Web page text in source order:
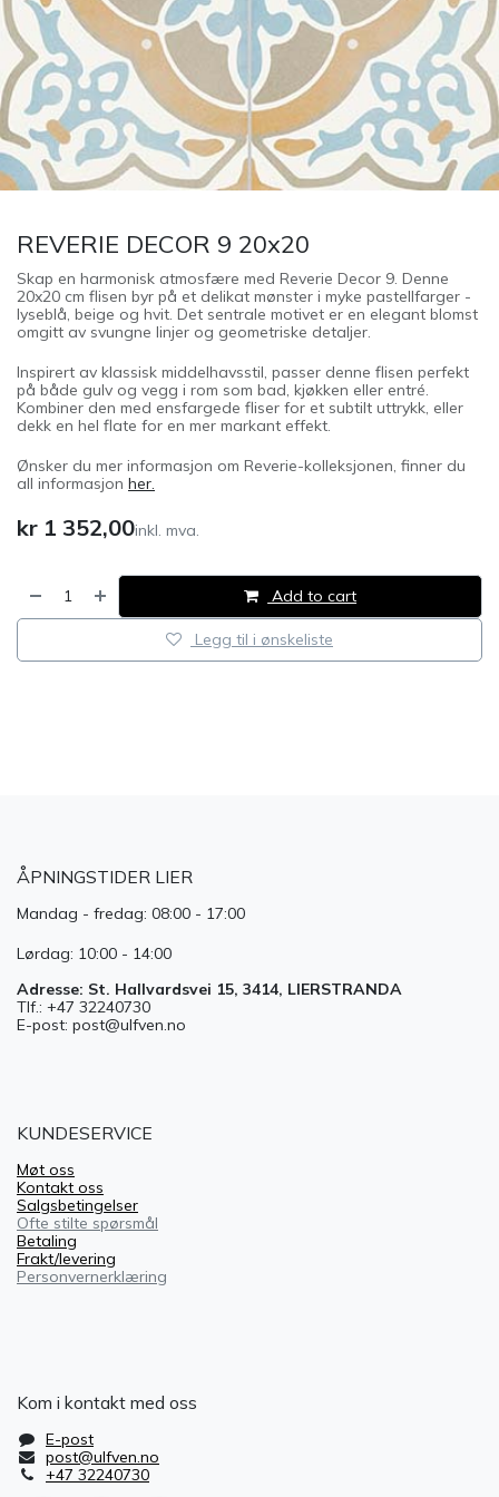
REVERIE DECOR 9 20x20
Skap en harmonisk atmosfære med Reverie Decor 9. Denne
20x20 cm flisen byr på et delikat mønster i myke pastellfarger -
lyseblå, beige og hvit. Det sentrale motivet er en elegant blomst
omgitt av svungne linjer og geometriske detaljer.
Inspirert av klassisk middelhavsstil, passer denne flisen perfekt
på både gulv og vegg i rom som bad, kjøkken eller entré.
Kombiner den med ensfargede fliser for et subtilt uttrykk, eller
dekk en hel flate for en mer markant effekt.
Ønsker du mer informasjon om Reverie-kolleksjonen, finner du
all informasjon her.
kr 1 352,00inkl. mva.
Add to cart
Legg til i ønskeliste
ÅPNINGSTIDER LIER
Mandag - fredag: 08:00 - 17:00
Lørdag: 10:00 - 14:00
Adresse: St. Hallvardsvei 15, 3414, LIERSTRANDA
Tlf.: +47 32240730
E-post: post@ulfven.no
KUNDESERVICE
Møt oss
Kontakt oss
Salgsbetingelser
Ofte stilte spørsmål
Betaling
Frakt/levering
Personvernerklæring
Kom i kontakt med oss
E-post
post@ulfven.no
+47 32240730